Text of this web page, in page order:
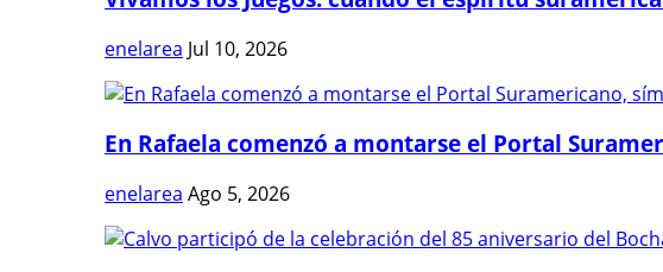
enelarea Jul 10, 2026
En Rafaela comenzó a montarse el Portal
enelarea Ago 5, 2026